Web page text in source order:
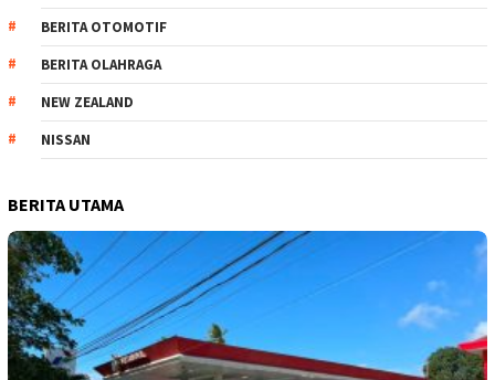
BERITA OTOMOTIF
BERITA OLAHRAGA
NEW ZEALAND
NISSAN
BERITA UTAMA